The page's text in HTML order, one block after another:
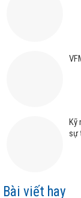
Kỹ
sự
Bài viết hay